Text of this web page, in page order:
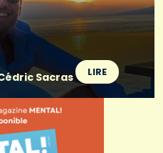
Sacras
LIRE